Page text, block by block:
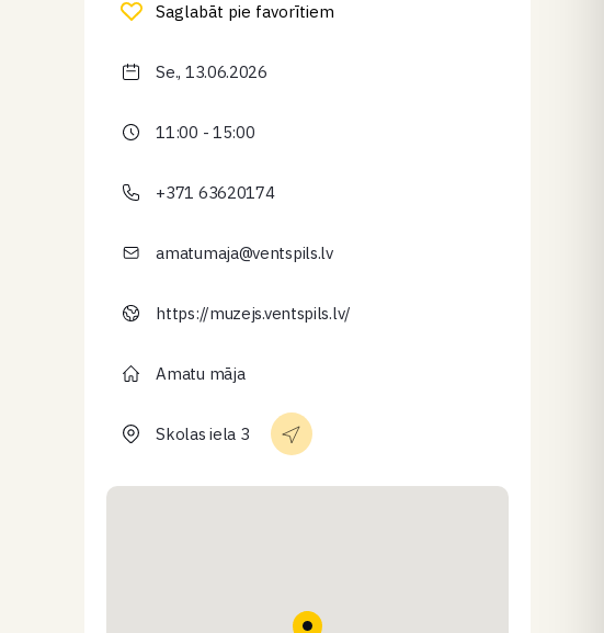
Saglabāt pie favorītiem
Se., 13.06.2026
11:00 - 15:00
+371 63620174
amatumaja@ventspils.lv
https://muzejs.ventspils.lv/
Amatu māja
Skolas iela 3